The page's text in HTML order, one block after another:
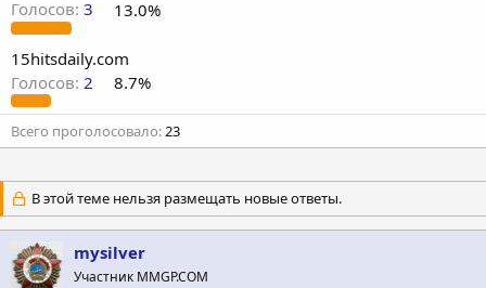
Голосов: 3 13.0%
15hitsdaily.com
Голосов: 2 8.7%
Всего проголосовало 23
В этой теме нельзя размещать новые ответы.
mysilver
Участник MMGP.COM